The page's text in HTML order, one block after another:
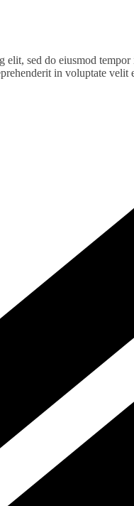
elit, sed do eiusmod
in voluptate